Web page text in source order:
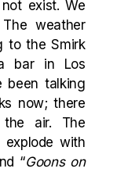
exist. We
weather
to the Smirk
bar in Los
been talking
now; there
air. The
with
“Goons on